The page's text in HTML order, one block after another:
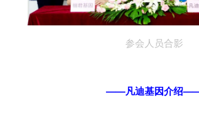
参会人员合影
——凡迪基因介绍